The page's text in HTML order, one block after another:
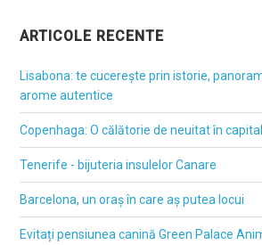
ARTICOLE RECENTE
Lisabona: te cucerește prin istorie,
arome autentice
Copenhaga: O călătorie de neuitat în
Tenerife - bijuteria insulelor Canare
Barcelona, un oraș în care aș putea locui
Evitați pensiunea canină Green Palace